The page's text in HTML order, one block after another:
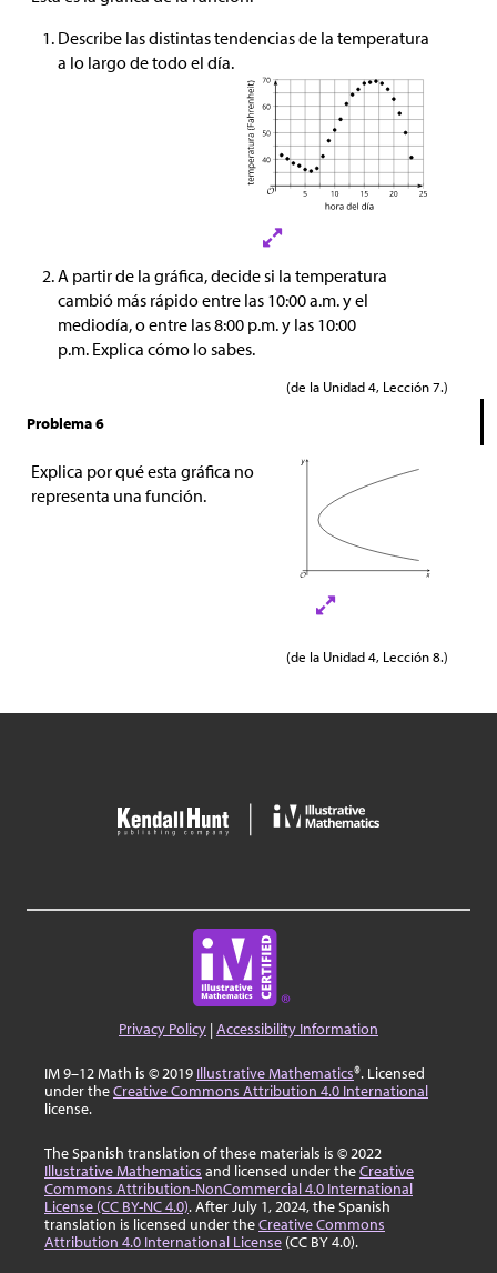
Describe las distintas tendencias de la temperatura
a lo largo de todo el día.
A partir de la gráfica, decide si la temperatura
cambió más rápido entre las 10:00 a.m. y el
mediodía, o entre las 8:00 p.m. y las 10:00
p.m. Explica cómo lo sabes.
(de la Unidad 4, Lección 7.)
Problema 6
Explica por qué esta gráfica no
representa una función.
(de la Unidad 4, Lección 8.)
Privacy Policy |Accessibility Information
IM 9–12 Math is © 2019 Illustrative Mathematics®. Licensed
under theCreative Commons Attribution 4.0 International
license.
The Spanish translation of these materials is © 2022
Illustrative Mathematics and licensed under theCreative
Commons Attribution-NonCommercial 4.0 International
License (CC BY-NC 4.0). After July 1, 2024, the Spanish
translation is licensed under theCreative Commons
Attribution 4.0 International License (CC BY 4.0).